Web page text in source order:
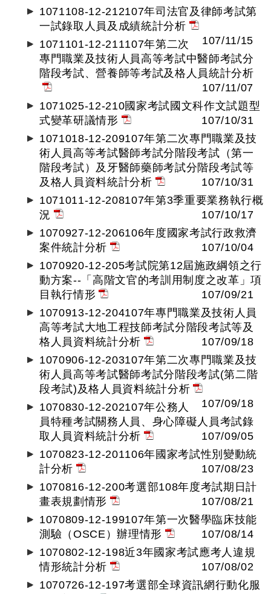
1071108-12-212107年司法官及律師考試第
一試錄取人員及成績統計分析
107/11/15
1071101-12-211107年第二次
專門職業及技術人員高等考試中醫師考試分
階段考試、營養師等考試及格人員統計分析
107/11/07
1071025-12-210國家考試國文科作文試題型
式變革研議情形
107/10/31
1071018-12-209107年第二次專門職業及技
術人員高等考試醫師考試分階段考試（第一
階段考試）及牙醫師藥師考試分階段考試等
及格人員資料統計分析
107/10/31
1071011-12-208107年第3季重要業務執行概
況
107/10/17
1070927-12-206106年度國家考試行政救濟
案件統計分析
107/10/04
1070920-12-205考試院第12屆施政綱領之行
動方案--「高階文官的考訓用制度之改革」項
目執行情形
107/09/21
1070913-12-204107年專門職業及技術人員
高等考試大地工程技師考試分階段考試等及
格人員資料統計分析
107/09/18
1070906-12-203107年第二次專門職業及技
術人員高等考試醫師考試分階段考試(第二階
段考試)及格人員資料統計分析
107/09/18
1070830-12-202107年公務人
員特種考試關務人員、身心障礙人員考試錄
取人員資料統計分析
107/09/05
1070823-12-201106年國家考試性別變動統
計分析
107/08/23
1070816-12-200考選部108年度考試期日計
畫表規劃情形
107/08/21
1070809-12-199107年第一次醫學臨床技能
測驗（OSCE）辦理情形
107/08/14
1070802-12-198近3年國家考試應考人違規
情形統計分析
107/08/02
1070726-12-197考選部全球資訊網行動化服